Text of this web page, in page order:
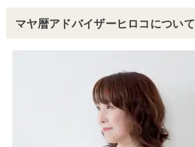
マヤ暦アドバイザーヒロコについて